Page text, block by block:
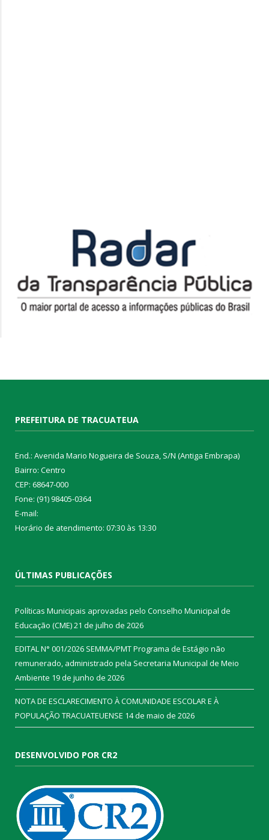
PREFEITURA DE TRACUATEUA
End.: Avenida Mario Nogueira de Souza, S/N (Antiga Embrapa)
Bairro: Centro
CEP: 68647-000
Fone: (91) 98405-0364
E-mail:
Horário de atendimento: 07:30 às 13:30
ÚLTIMAS PUBLICAÇÕES
Políticas Municipais aprovadas pelo Conselho Municipal de
Educação (CME)21 de julho de 2026
EDITAL N° 001/2026 SEMMA/PMT Programa de Estágio não
remunerado, administrado pela Secretaria Municipal de Meio
Ambiente 19 de junho de 2026
NOTA DE ESCLARECIMENTO À COMUNIDADE ESCOLAR E À
POPULAÇÃO TRACUATEUENSE 14 de maio de 2026
DESENVOLVIDO POR CR2